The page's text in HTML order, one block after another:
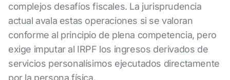
complejos desafíos fiscales. La jurisprudencia
actual avala estas operaciones si se valoran
conforme al principio de plena competencia, pero
exige imputar al IRPF los ingresos derivados de
servicios personalísimos ejecutados directamente
por la persona física.